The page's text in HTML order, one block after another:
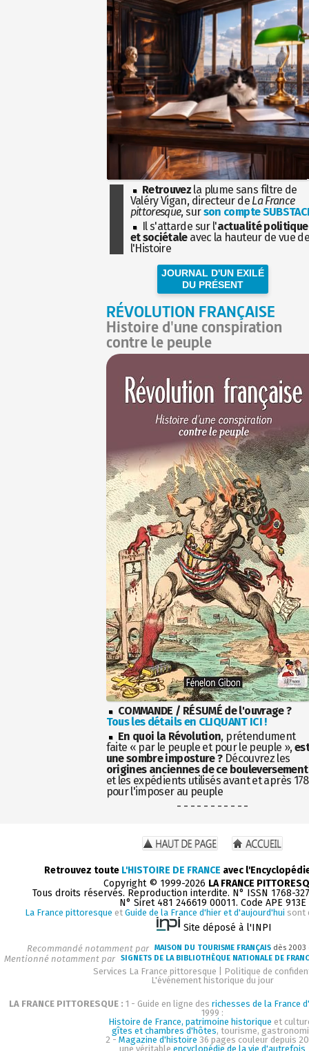
Retrouvez la plume sans filtre de
Valéry Vigan, directeur de La France
pittoresque, surson compte
Il s'attarde sur l'actualité politique
et sociétaleavec la hauteur de vue
l'Histoire
JOURNAL D'UN EXILÉ
DU PRÉSENT
RÉVOLUTION FRANÇAISE
Histoire d'une conspiration
contre le peuple
COMMANDE / RÉSUMÉ de l'ouvrage ?
Tous les détails en CLIQUANT ICI !
En quoi la Révolution, prétendument
faite « par le peuple et pour le peuple »,
une sombre imposture ?Découvrez les
origines anciennes de ce bouleversement
et les expédients utilisés avant et après
pour l'imposer au peuple
- - - - - - - - - - -
Retrouvez toute L'HISTOIRE DE FRANCE avec
Copyright © 1999-2026 LA FRANCE
Tous droits réservés. Reproduction interdite. N° ISSN 1768-
N° Siret 481 246619 00011. Code APE 913E
La France pittoresque et Guide de la France d'hier et d'aujourd'hui sont
Site déposé à l'INPI
Recommandé notamment par MAISON DU TOURISME FRANÇAIS dès
Mentionné notamment par SIGNETS DE LA BIBLIOTHÈQUE NATIONALE DE
Services La France pittoresque
Politique de
L'événement historique du jour
LA FRANCE PITTORESQUE : 1 - Guide en ligne des richesses de la France
1999 :
Histoire de France, patrimoine historique et
gîtes et chambres d'hôtes, tourisme,
2 - Magazine d'histoire 36 pages couleur depuis
une véritable encyclopédie de la vie d'autrefois